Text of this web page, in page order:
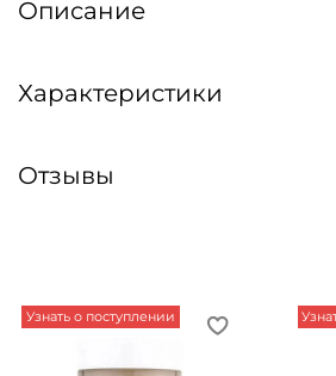
Описание
Характеристики
Отзывы
Узнать о поступлении